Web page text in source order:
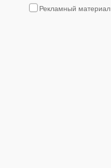
Рекламный материал